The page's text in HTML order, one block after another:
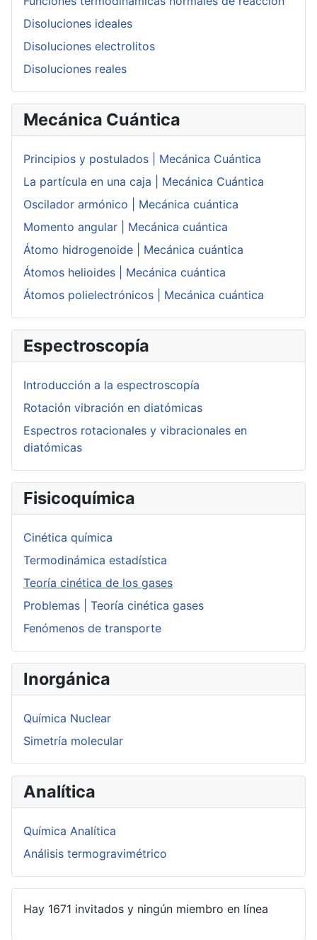
Disoluciones ideales
Disoluciones electrolitos
Disoluciones reales
Mecánica Cuántica
Principios y postulados | Mecánica Cuántica
La partícula en una caja | Mecánica Cuántica
Oscilador armónico | Mecánica cuántica
Momento angular | Mecánica cuántica
Átomo hidrogenoide | Mecánica cuántica
Átomos helioides | Mecánica cuántica
Átomos polielectrónicos | Mecánica cuántica
Espectroscopía
Introducción a la espectroscopía
Rotación vibración en diatómicas
Espectros rotacionales y vibracionales en
diatómicas
Fisicoquímica
Cinética química
Termodinámica estadística
Teoría cinética de los gases
Problemas | Teoría cinética gases
Fenómenos de transporte
Inorgánica
Química Nuclear
Simetría molecular
Analítica
Química Analítica
Análisis termogravimétrico
Hay 1671 invitados y ningún miembro en línea